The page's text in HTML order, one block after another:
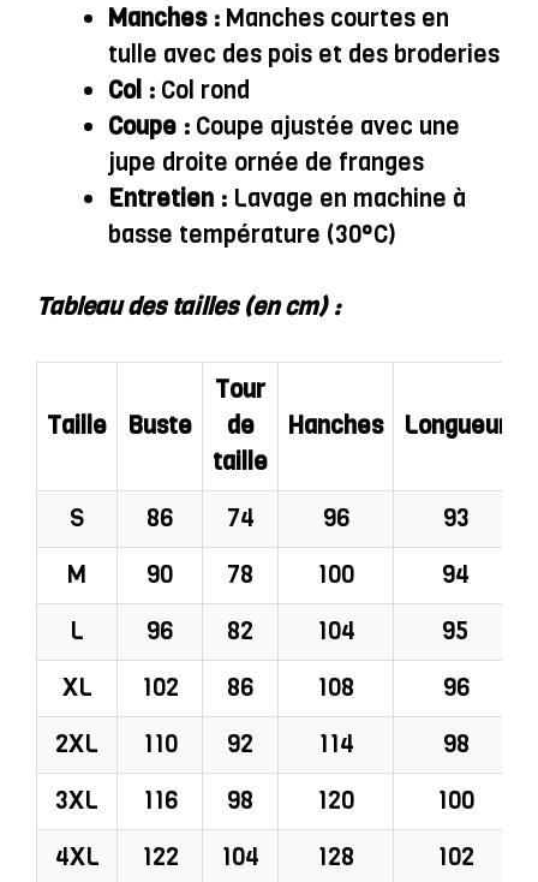
Manches : Manches courtes en
tulle avec des pois et des broderies
Col : Col rond
Coupe : Coupe ajustée avec une
jupe droite ornée de franges
Entretien : Lavage en machine à
basse température (30°C)
Tableau des tailles (en cm) :
Taille Buste
Tour
de
taille
Hanches Longueur
S 86 74 96
93
M
90 78 100
94
L
96 82 104
95
XL
102 86 108
96
2XL
110 92 114
98
3XL
116 98 120
100
4XL
122 104 128 102